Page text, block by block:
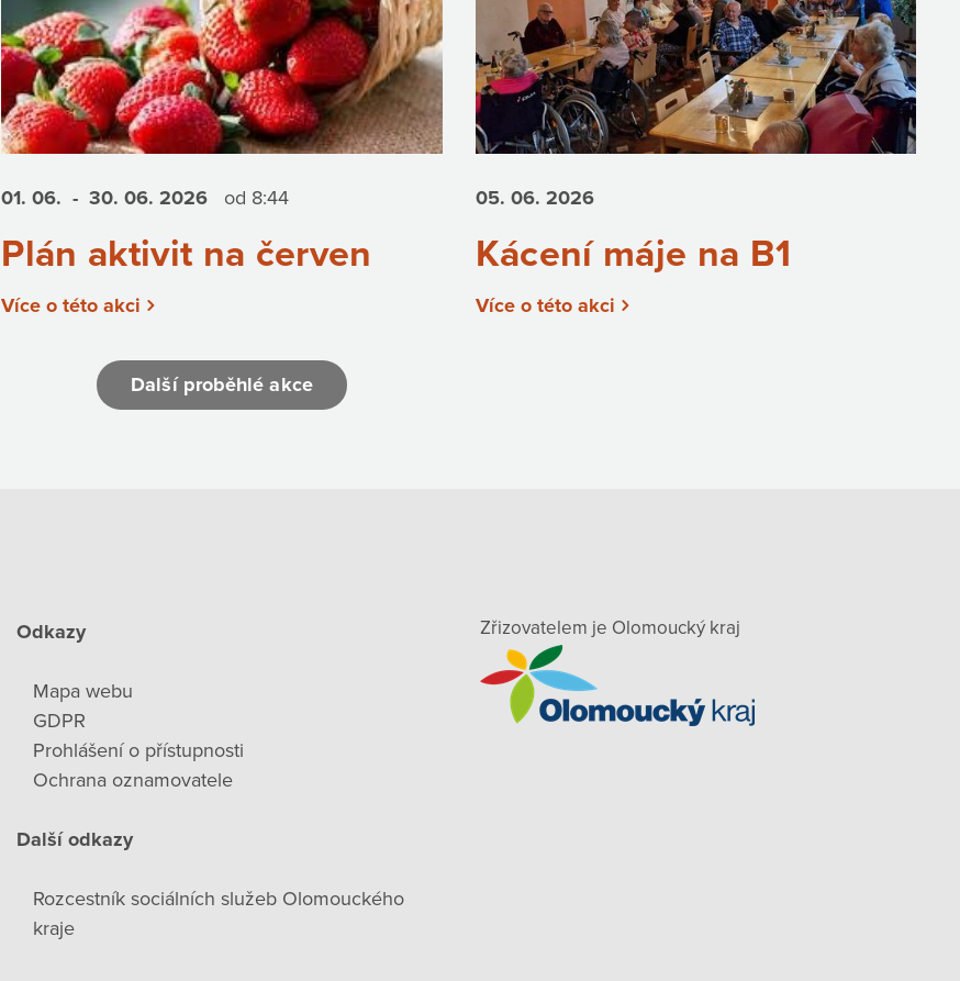
01. 06. - 30. 06.2026 od 8:44
Plán aktivit na červen
Více o této akci
05. 06. 2026
Kácení máje na B1
Více o této akci
Další proběhlé akce
Odkazy
Mapa webu
GDPR
Prohlášení o přístupnosti
Ochrana oznamovatele
Další odkazy
Rozcestník sociálních služeb Olomouckého
kraje
Zřizovatelem je Olomoucký kraj